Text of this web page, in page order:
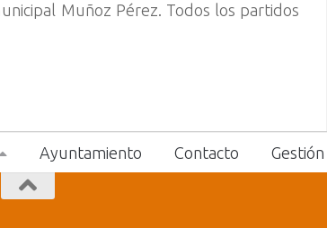
Muñoz Pérez. Todos los partidos
Ayuntamiento Contacto